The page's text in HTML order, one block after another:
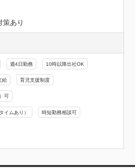
策あり
週4日勤務 10時以降出社OK
給 育児支援制度
可
イムあり） 時短勤務相談可